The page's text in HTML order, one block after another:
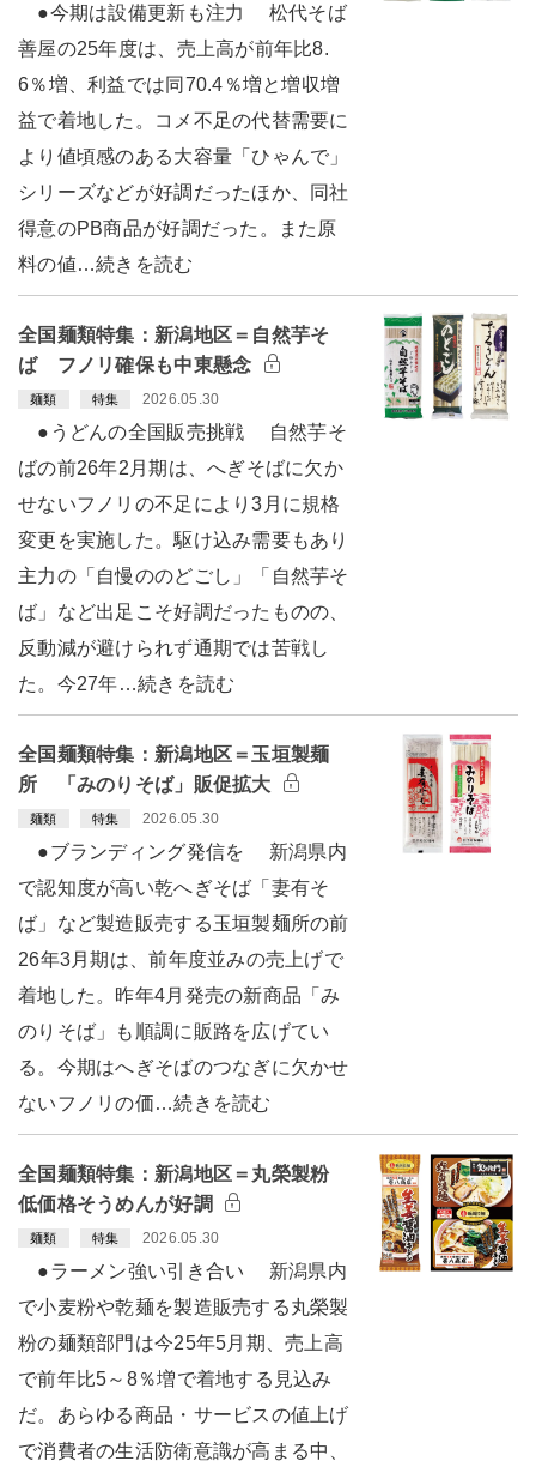
●今期は設備更新も注力 松代そば
善屋の25年度は、売上高が前年比8.
6％増、利益では同70.4％増と増収増
益で着地した。コメ不足の代替需要に
より値頃感のある大容量「ひゃんで」
シリーズなどが好調だったほか、同社
得意のPB商品が好調だった。また原
料の値…続きを読む
全国麺類特集：新潟地区＝自然芋そ
ば フノリ確保も中東懸念
麺類 特集 2026.05.30
●うどんの全国販売挑戦 自然芋そ
ばの前26年2月期は、へぎそばに欠か
せないフノリの不足により3月に規格
変更を実施した。駆け込み需要もあり
主力の「自慢ののどごし」「自然芋そ
ば」など出足こそ好調だったものの、
反動減が避けられず通期では苦戦し
た。今27年…続きを読む
全国麺類特集：新潟地区＝玉垣製麺
所 「みのりそば」販促拡大
麺類 特集 2026.05.30
●ブランディング発信を 新潟県内
で認知度が高い乾へぎそば「妻有そ
ば」など製造販売する玉垣製麺所の前
26年3月期は、前年度並みの売上げで
着地した。昨年4月発売の新商品「み
のりそば」も順調に販路を広げてい
る。今期はへぎそばのつなぎに欠かせ
ないフノリの価…続きを読む
全国麺類特集：新潟地区＝丸榮製粉
低価格そうめんが好調
麺類 特集 2026.05.30
●ラーメン強い引き合い 新潟県内
で小麦粉や乾麺を製造販売する丸榮製
粉の麺類部門は今25年5月期、売上高
で前年比5～8％増で着地する見込み
だ。あらゆる商品・サービスの値上げ
で消費者の生活防衛意識が高まる中、